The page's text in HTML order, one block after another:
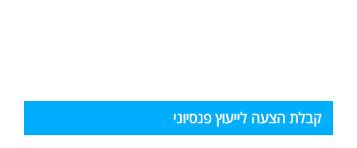
קבלת הצעה לייעוץ פנסיוני